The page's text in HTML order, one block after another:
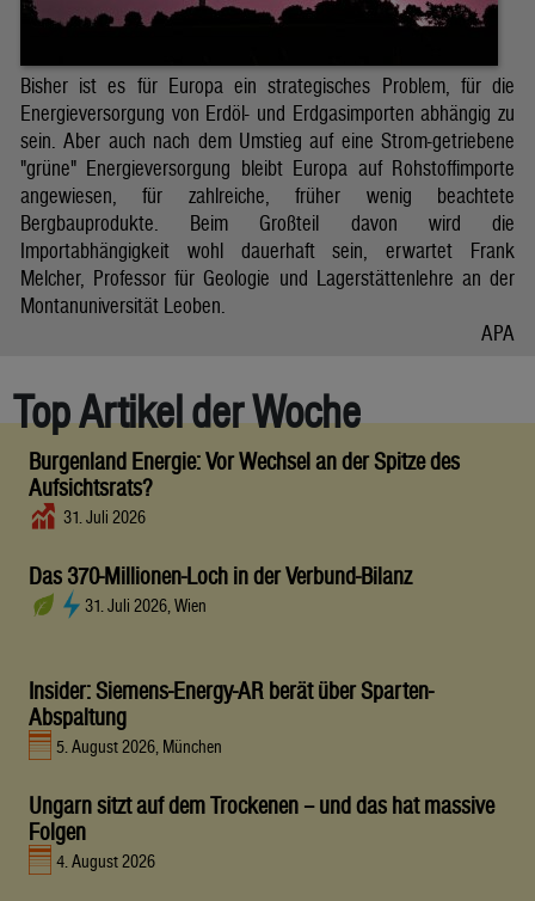
Bisher ist es für Europa ein strategisches Problem, für die
Energieversorgung von Erdöl- und Erdgasimporten abhängig zu
sein. Aber auch nach dem Umstieg auf eine Strom-getriebene
"grüne" Energieversorgung bleibt Europa auf Rohstoffimporte
angewiesen, für zahlreiche, früher wenig beachtete
Bergbauprodukte. Beim Großteil davon wird die
Importabhängigkeit wohl dauerhaft sein, erwartet Frank
Melcher, Professor für Geologie und Lagerstättenlehre an der
Montanuniversität Leoben.
APA
Top Artikel der Woche
Burgenland Energie: Vor Wechsel an der Spitze des
Aufsichtsrats?
31. Juli 2026
Das 370-Millionen-Loch in der Verbund-Bilanz
31. Juli 2026, Wien
Insider: Siemens-Energy-AR berät über Sparten-
Abspaltung
5. August 2026, München
Ungarn sitzt auf dem Trockenen – und das hat massive
Folgen
4. August 2026